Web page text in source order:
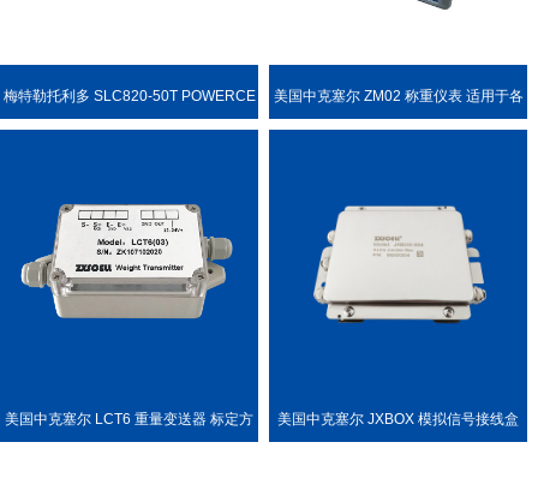
梅特勒托利多 SLC820-50T POWERCE 美国中克塞尔 ZM02 称重仪表 适用于各
美国中克塞尔 LCT6 重量变送器 标定方 美国中克塞尔 JXBOX 模拟信号接线盒